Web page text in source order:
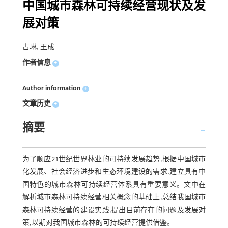
中国城市森林可持续经营现状及发
展对策
古琳, 王成
作者信息 +
Author information +
文章历史 +
摘要
为了顺应21世纪世界林业的可持续发展趋势,根据中国城市
化发展、社会经济进步和生态环境建设的需求,建立具有中
国特色的城市森林可持续经营体系具有重要意义。文中在
解析城市森林可持续经营相关概念的基础上,总结我国城市
森林可持续经营的建设实践,提出目前存在的问题及发展对
策,以期对我国城市森林的可持续经营提供借鉴。